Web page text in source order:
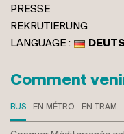
PRESSE
REKRUTIERUNG
ENGLISH
Comment
BUS EN MÉTRO EN TRAM